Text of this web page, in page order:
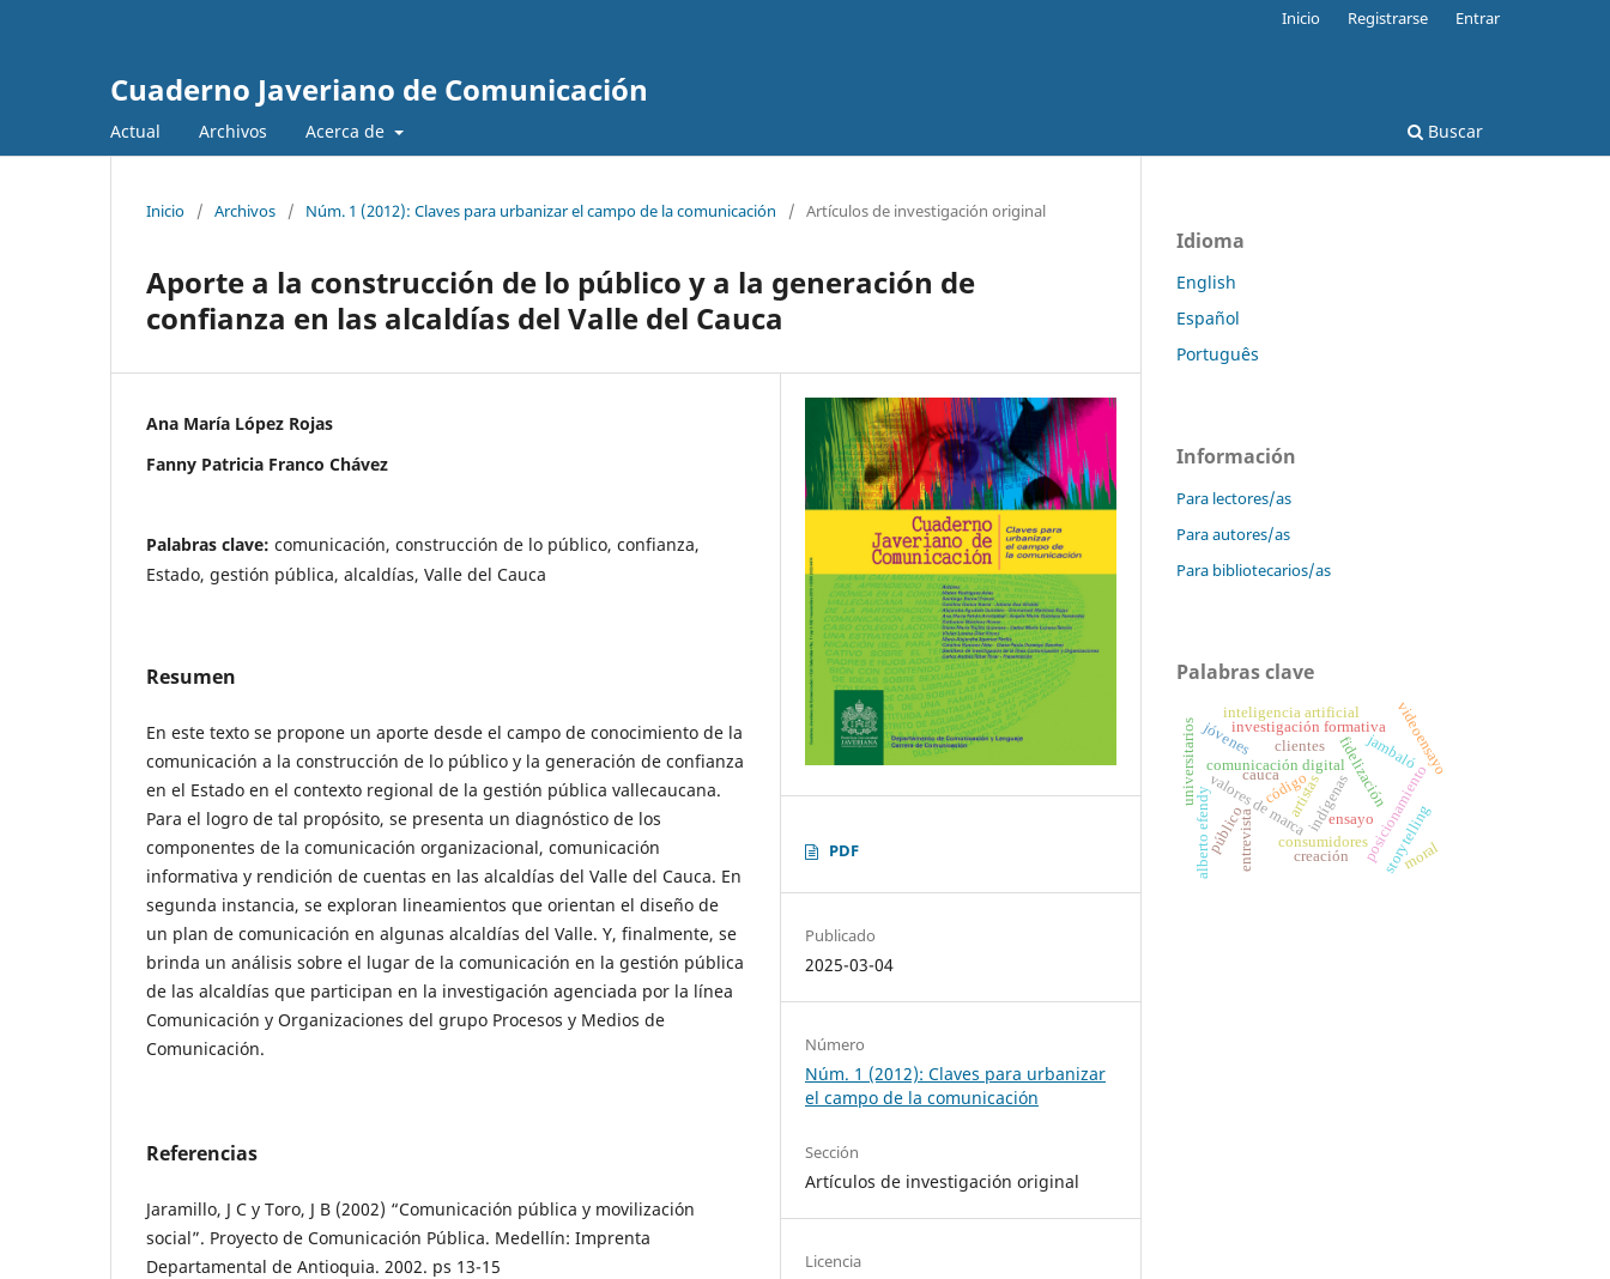
Cuaderno Javeriano de Comunicación
Actual Archivos Acerca de Buscar
Inicio Registrarse Entrar
Inicio / Archivos / Núm. 1 (2012): Claves para urbanizar el campo de la comunicación / Artículos de investigación original
Aporte a la construcción de lo público y a la generación de
confianza en las alcaldías del Valle del Cauca
Ana María López Rojas
Fanny Patricia Franco Chávez
Palabras clave: comunicación, construcción de lo público, confianza,
Estado, gestión pública, alcaldías, Valle del Cauca
Resumen
En este texto se propone un aporte desde el campo de conocimiento de la
comunicación a la construcción de lo público y la generación de confianza
en el Estado en el contexto regional de la gestión pública vallecaucana.
Para el logro de tal propósito, se presenta un diagnóstico de los
componentes de la comunicación organizacional, comunicación
informativa y rendición de cuentas en las alcaldías del Valle del Cauca. En
segunda instancia, se exploran lineamientos que orientan el diseño de
un plan de comunicación en algunas alcaldías del Valle. Y, finalmente, se
brinda un análisis sobre el lugar de la comunicación en la gestión pública
de las alcaldías que participan en la investigación agenciada por la línea
Comunicación y Organizaciones del grupo Procesos y Medios de
Comunicación.
Referencias
Jaramillo, J C y Toro, J B (2002) “Comunicación pública y movilización
social”. Proyecto de Comunicación Pública. Medellín: Imprenta
Departamental de Antioquia. 2002. ps 13-15
PDF
Publicado
2025-03-04
Número
Núm. 1 (2012): Claves para urbanizar
el campo de la comunicación
Sección
Artículos de investigación original
Licencia
Idioma
English
Español
Português
Información
Para lectores/as
Para autores/as
Para bibliotecarios/as
Palabras clave
comunicación digital
valores de marca
consumidoresposicionamiento
fidelización
clientes
indígenas
entrevista
alberto efendy
investigación formativa
código
ensayo
inteligencia artificial
artistas
creación
videoensayo
jambaló
cauca
storytelling
público
moral
universitariosjóvenes